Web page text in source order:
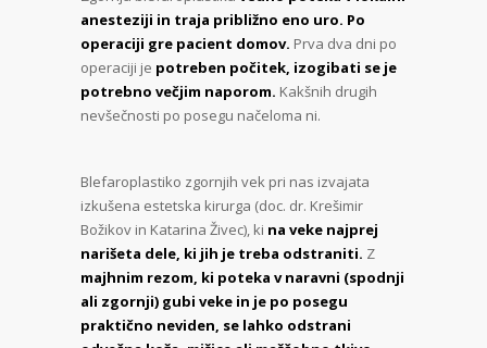
anesteziji in traja približno eno uro. Po
operaciji gre pacient domov.
Prva dva dni po
operaciji je
potreben počitek, izogibati se je
potrebno večjim naporom.
Kakšnih drugih
nevšečnosti po posegu načeloma ni.
Blefaroplastiko zgornjih vek pri nas izvajata
izkušena estetska kirurga (doc. dr. Krešimir
Božikov in Katarina Živec), ki
na veke najprej
narišeta dele, ki jih je treba odstraniti. Z
majhnim rezom, ki poteka v naravni (spodnji
ali zgornji) gubi veke in je po posegu
praktično neviden, se lahko odstrani
odvečna koža, mišice ali maščobno tkivo.